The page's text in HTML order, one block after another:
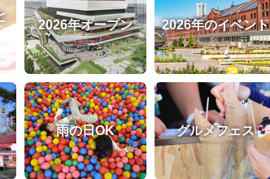
2026年オープン 2026年のイベント
雨の日OK グルメフェス